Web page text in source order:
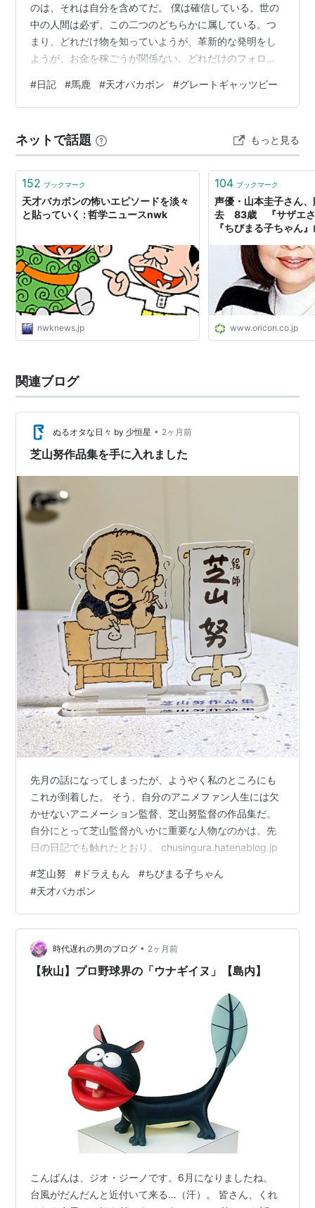
（＊ニャロメ、ケムンパス、べしは「もーれつア太郎」
の登場人物。）
ただの馬鹿に見えて実は悪賢く残酷なバカボンのパパが
繰り広げる壮大なギャグ漫画。赤塚不二夫のギャグ漫画
のは、それは自分を含めてだ。 僕は確信している。世の
中の人間は必ず、この二つのどちらかに属している。つ
まり、どれだけ物を知っていようが、革新的な発明をし
ようが、お金を稼ごうが関係ない。どれだけのフォロワ
だけ議論が強くたって、必ず馬鹿か大馬鹿のどちらかな
のだ。これは人が必ず死ぬことと同じくらいの真実だ。
しくなっていくのだ。 ということは、自分も世の中の一
員である以上、そのどちらかなのだ。ここに例外はな
い。しかし、現代において自分を例外に置く人間の多…
#日記 #馬鹿 #天才バカボン #グレートギャッツビー
ネットで話題 もっと見る
152 ブックマーク
天才バカボンの怖いエピソードを淡々
と貼っていく : 哲学ニュースnwk
nwknews.jp
104 ブックマーク
声優・山本圭子さん
去 83歳 『サザエさ
『ちびまる子ちゃん
www.oricon.co.jp
関連ブログ
ぬるオタな日々 by 少恒星 • 2ヶ月前
芝山努作品集を手に入れました
先月の話になってしまったが、ようやく私のところにも
これが到着した。 そう、自分のアニメファン人生には欠
かせないアニメーション監督、芝山努監督の作品集だ。
自分にとって芝山監督がいかに重要な人物なのかは、先
日の日記でも触れたとおり。 chusingura.hatenablog.jp
#芝山努 # ドラえもん #ちびまる子ちゃん
#天才バカボン
時代遅れの男のブログ • 2ヶ月前
【秋山】プロ野球界の「ウナギイヌ」【島内】
こんばんは、ジオ・ジーノです。6月になりましたね。
台風がだんだんと近付いて来る…（汗）。 皆さん、くれ